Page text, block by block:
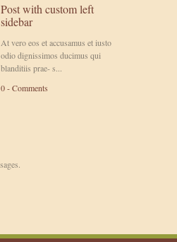
Post with custom left
sidebar
At vero eos et accusamus et iusto
odio dignissimos ducimus qui
blanditiis prae- s...
0 - Comments